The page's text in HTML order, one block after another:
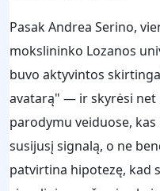
Pasak Andrea Serino,
mokslininko Lozanos
buvo aktyvintos
avatarą" — ir skyrėsi net
parodymu veiduose,
susijusį signalą, o ne
patvirtina hipotezę, kad